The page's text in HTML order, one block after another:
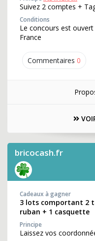
Commentaires 0
Suivez 2 comptes +
Conditions
Le concours est
France
bricocash.fr
Cadeaux à gagner
3 lots comportant 2
ruban + 1 casquette
Principe
Laissez vos